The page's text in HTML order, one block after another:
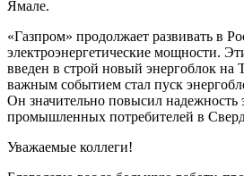
Ямале.
«Газпром» продолжает развивать в
электроэнергетические мощности.
введен в строй новый энергоблок
важным событием стал пуск
Он значительно повысил надежность
промышленных потребителей в
Уважаемые коллеги!